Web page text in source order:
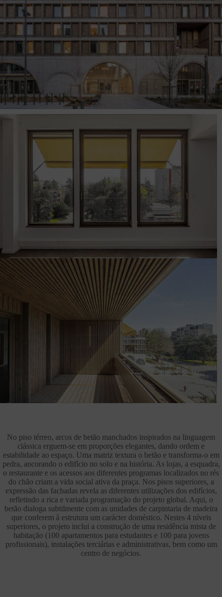
No piso térreo, arcos de betão manchados inspirados na linguagem
clássica erguem-se em proporções elegantes, dando ordem e
estabilidade ao espaço. Uma matriz textura o betão e transforma-o em
pedra, ancorando o edifício no solo e na história. As lojas, a esquadra,
o restaurante e os acessos aos diferentes programas localizados no rés
do chão criam a vida social ativa da praça. Nos pisos superiores, a
expressão das fachadas revela as diferentes utilizações dos edifícios,
refletindo a rica e variada programação do projeto global. Aqui, o
betão dialoga subtilmente com as unidades de carpintaria de madeira
que conferem à estrutura um carácter doméstico. Nestes 4 níveis
superiores, o projeto inclui a construção de uma residência mista de
habitação (100 apartamentos para estudantes e 100 para jovens
profissionais), instalações terciárias e administrativas, bem como um
centro de negócios.